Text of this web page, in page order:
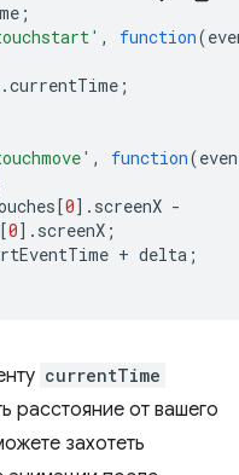
;
, function(
.currentTime ;
, function(
[0]. screenX -
[0]. screenX ;
+ delta ;
currentTime
расстояние от вашего
захотеть